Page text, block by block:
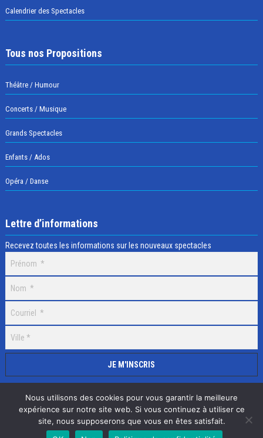
Calendrier des Spectacles
Tous nos Propositions
Théâtre / Humour
Concerts / Musique
Grands Spectacles
Enfants / Ados
Opéra / Danse
Lettre d’informations
Recevez toutes les informations sur les nouveaux spectacles
Selectick © 2020 Tous droits réservés, RéalisationAdamaco
Nous utilisons des cookies pour vous garantir la meilleure
expérience sur notre site web. Si vous continuez à utiliser ce
site, nous supposerons que vous en êtes satisfait.